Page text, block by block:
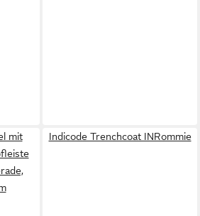
mit
Indicode Trenchcoat INRommie